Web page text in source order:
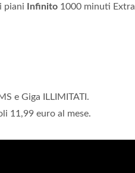
piani Infinito 1000 minuti Extra
e Giga ILLIMITATI.
11,99 euro al mese.